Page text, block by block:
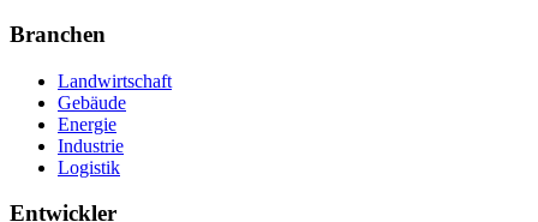
Branchen
Landwirtschaft
Gebäude
Energie
Industrie
Logistik
Entwickler